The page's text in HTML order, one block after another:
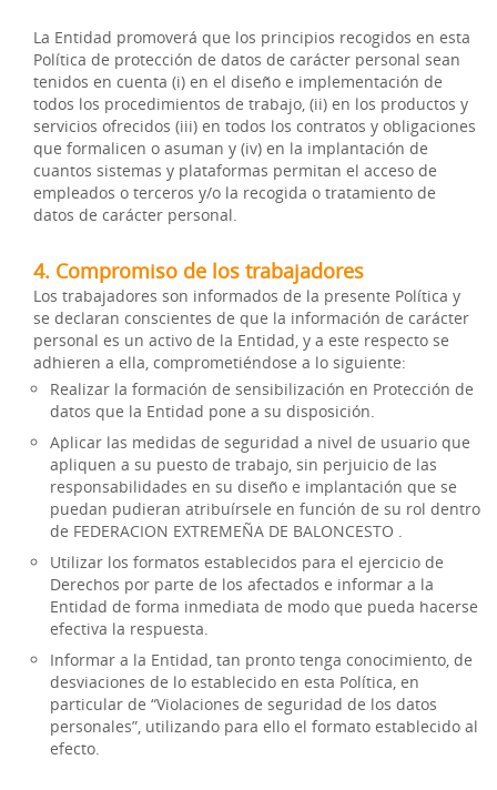
La Entidad promoverá que los principios recogidos en esta
Política de protección de datos de carácter personal sean
tenidos en cuenta (i) en el diseño e implementación de
todos los procedimientos de trabajo, (ii) en los productos y
servicios ofrecidos (iii) en todos los contratos y obligaciones
que formalicen o asuman y (iv) en la implantación de
cuantos sistemas y plataformas permitan el acceso de
empleados o terceros y/o la recogida o tratamiento de
datos de carácter personal.
4. Compromiso de los trabajadores
Los trabajadores son informados de la presente Política y
se declaran conscientes de que la información de carácter
personal es un activo de la Entidad, y a este respecto se
adhieren a ella, comprometiéndose a lo siguiente:
Realizar la formación de sensibilización en Protección de
datos que la Entidad pone a su disposición.
Aplicar las medidas de seguridad a nivel de usuario que
apliquen a su puesto de trabajo, sin perjuicio de las
responsabilidades en su diseño e implantación que se
puedan pudieran atribuírsele en función de su rol dentro
de FEDERACION EXTREMEÑA DE BALONCESTO .
Utilizar los formatos establecidos para el ejercicio de
Derechos por parte de los afectados e informar a la
Entidad de forma inmediata de modo que pueda hacerse
efectiva la respuesta.
Informar a la Entidad, tan pronto tenga conocimiento, de
desviaciones de lo establecido en esta Política, en
particular de “Violaciones de seguridad de los datos
personales”, utilizando para ello el formato establecido al
efecto.